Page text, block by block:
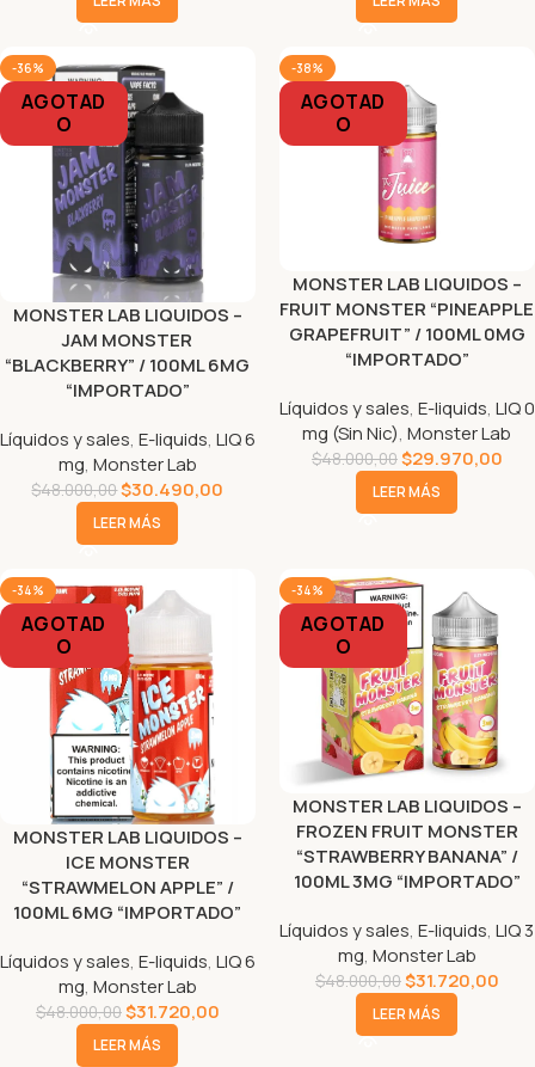
-36%
AGOTAD
O
MONSTER LAB LIQUIDOS –
JAM MONSTER
“BLACKBERRY” / 100ML 6MG
“IMPORTADO”
Líquidos y sales, E-liquids, LIQ 6
mg, Monster Lab
$48.000,00$30.490,00
LEER MÁS
-38%
AGOTAD
O
MONSTER LAB LIQUIDOS –
FRUIT MONSTER “PINEAPPLE
GRAPEFRUIT” / 100ML 0MG
“IMPORTADO”
Líquidos y sales, E-liquids, LIQ 0
mg (Sin Nic),Monster Lab
$48.000,00$29.970,00
LEER MÁS
-34%
AGOTAD
O
MONSTER LAB LIQUIDOS –
ICE MONSTER
“STRAWMELON APPLE” /
100ML 6MG “IMPORTADO”
Líquidos y sales, E-liquids, LIQ 6
mg, Monster Lab
$48.000,00$31.720,00
LEER MÁS
-34%
AGOTAD
O
MONSTER LAB LIQUIDOS –
FROZEN FRUIT MONSTER
“STRAWBERRY BANANA” /
100ML 3MG “IMPORTADO”
Líquidos y sales,E-liquids,LIQ 3
mg, Monster Lab
$48.000,00$31.720,00
LEER MÁS